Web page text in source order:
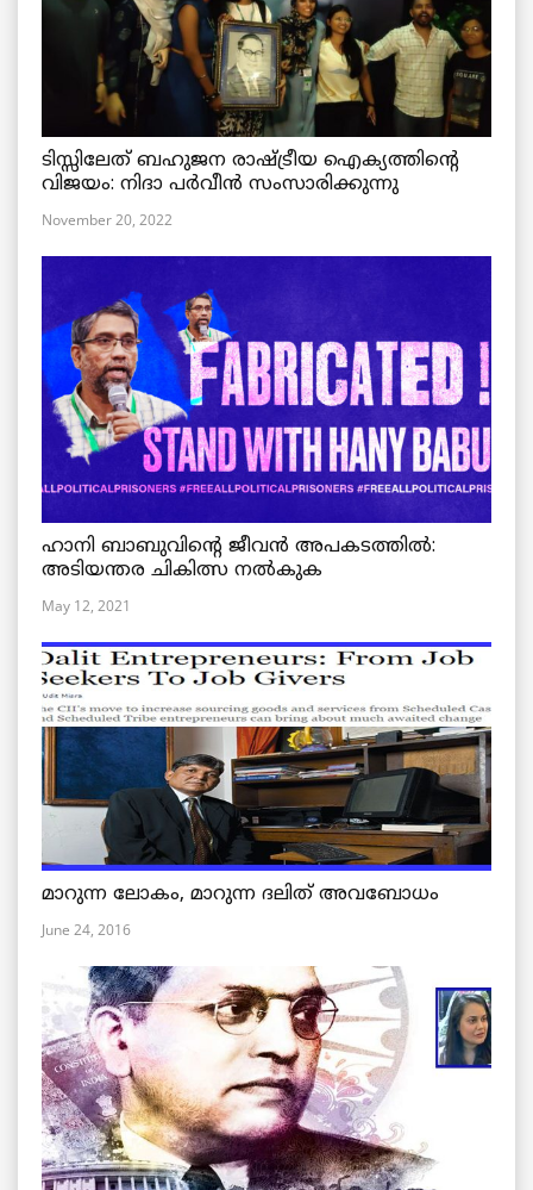
ടിസ്സിലേത് ബഹുജന രാഷ്ട്രീയ ഐക്യത്തിന്റെ
വിജയം: നിദാ പർവീൻ സംസാരിക്കുന്നു
November 20, 2022
ഹാനി ബാബുവിന്റെ ജീവൻ അപകടത്തിൽ:
അടിയന്തര ചികിത്സ നൽകുക
May 12, 2021
മാറുന്ന ലോകം, മാറുന്ന ദലിത് അവബോധം
June 24, 2016